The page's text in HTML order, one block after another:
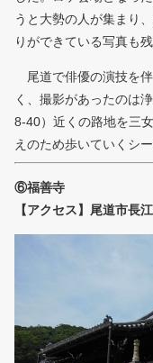
うと大勢の人が集まり
りができている写真も
尾道で俳優の演技を
く、撮影があったのは
8-40）近くの路地を三
えのため歩いていくシ
⑥福善寺
【アクセス】尾道市長